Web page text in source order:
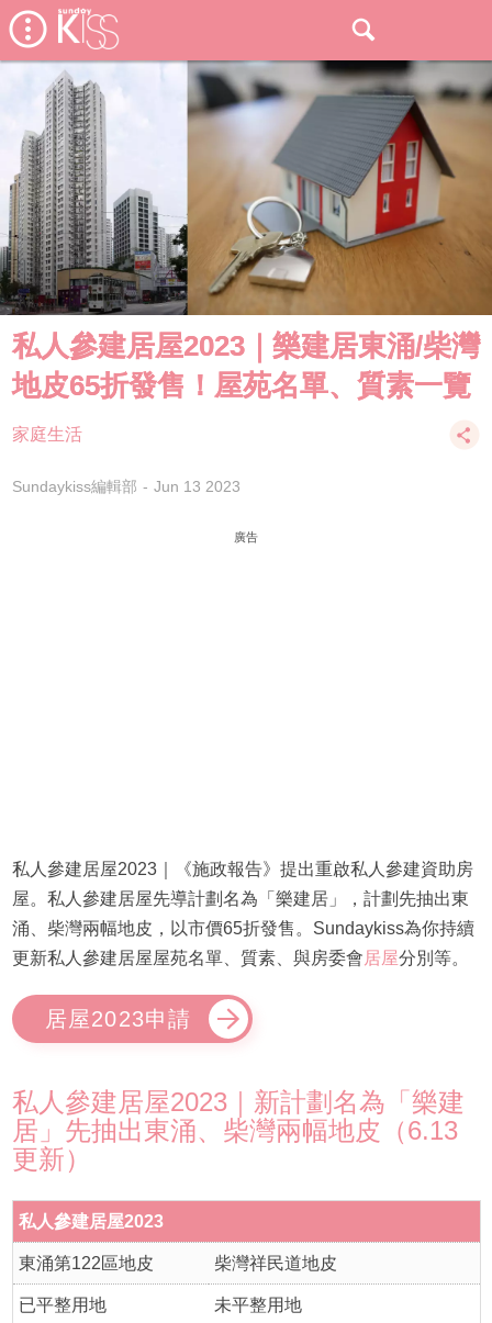
私人參建居屋2023｜樂建居東涌/柴灣
地皮65折發售！屋苑名單、質素一覽
家庭生活
Sundaykiss編輯部 Jun 13 2023
廣告
私人參建居屋2023｜《施政報告》提出重啟私人參建資助房
屋。私人參建居屋先導計劃名為「樂建居」，計劃先抽出東
涌、柴灣兩幅地皮，以市價65折發售。Sundaykiss為你持續
更新私人參建居屋屋苑名單、質素、與房委會居屋分別等。
居屋2023申請
私人參建居屋2023｜新計劃名為「樂建
居」先抽出東涌、柴灣兩幅地皮（6.13
更新）
私人參建居屋2023
東涌第122區地皮 柴灣祥民道地皮
已平整用地 未平整用地